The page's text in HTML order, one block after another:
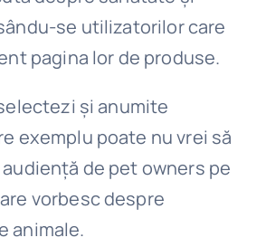
se utilizatorilor care
pagina lor de produse.
și anumite
exemplu poate nu vrei să
de pet owners pe
vorbesc despre
animale.